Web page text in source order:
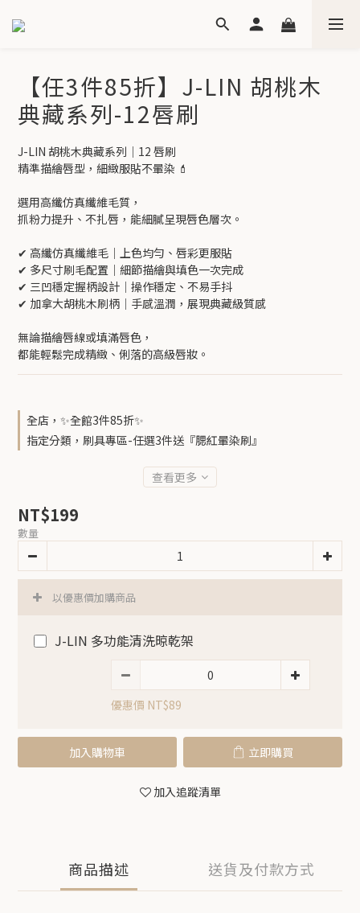
【任3件85折】J-LIN 胡桃木
典藏系列-12唇刷
J-LIN 胡桃木典藏系列｜12 唇刷
精準描繪唇型，細緻服貼不暈染 💄
選用高纖仿真纖維毛質，
抓粉力提升、不扎唇，能細膩呈現唇色層次。
✔ 高纖仿真纖維毛｜上色均勻、唇彩更服貼
✔ 多尺寸刷毛配置｜細節描繪與填色一次完成
✔ 三凹穩定握柄設計｜操作穩定、不易手抖
✔ 加拿大胡桃木刷柄｜手感溫潤，展現典藏級質感
無論描繪唇線或填滿唇色，
都能輕鬆完成精緻、俐落的高級唇妝。
全店，✨全館3件85折✨
指定分類，刷具專區-任選3件送『腮紅暈染刷』
查看更多
NT$199
數量
以優惠價加購商品
J-LIN 多功能清洗晾乾架
優惠價 NT$89
加入購物車 立即購買
加入追蹤清單
商品描述 送貨及付款方式